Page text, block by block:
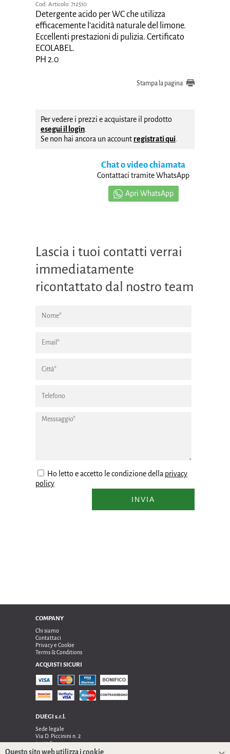
Cod. Articolo: 712510
Detergente acido per WC che utilizza
efficacemente l’acidità naturale del limone.
Eccellenti prestazioni di pulizia. Certificato
ECOLABEL.
PH 2.0
Stampa la pagina
Per vedere i prezzi e acquistare il prodotto
esegui il login
Se non hai ancora un account registrati qui
Chat o video chiamata
Contattaci tramite WhatsApp
Apri WhatsApp
Lascia i tuoi contatti verrai
immediatamente
ricontattato dal nostro team
Ho letto e accetto le condizione della privacy
policy
INVIA
COMPANY
Chi siamo
Contattaci
Privacy e Cookie
Terms & Conditions
ACQUISTI SICURI
DUEGI s.r.l.
Sede legale
Via D. Piccinini n. 2
24122 Bergamo
Sede operativa e amministrativa:
Questo sito web utilizza i cookie